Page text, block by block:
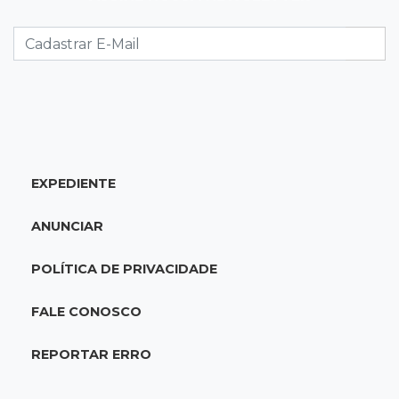
acidente com F-1000 na Av. Heráclito
18:28Concurso 3.042
acumulado em R$ 165 milhões
Produção de biodiesel cresce 32% em MS e
EXPEDIENTE
ANUNCIAR
POLÍTICA DE PRIVACIDADE
FALE CONOSCO
REPORTAR ERRO